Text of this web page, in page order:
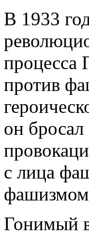
В 1933
процесса
против
он
с лица
Гонимый